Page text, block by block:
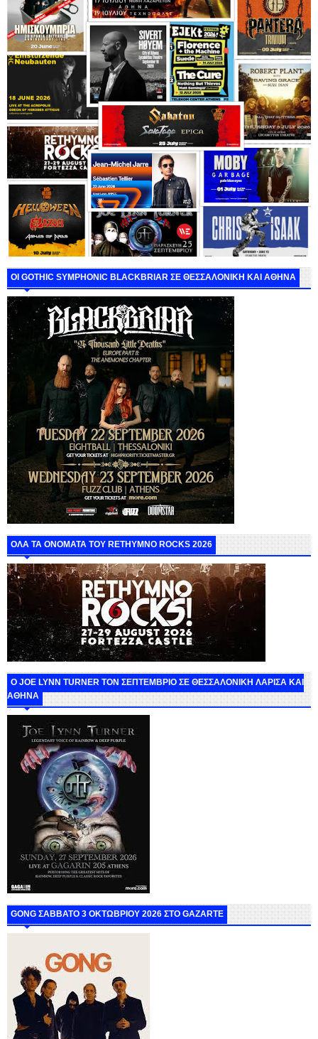
ΟΙ GOTHIC SYMPHONIC BLACKBRIAR ΣΕ ΘΕΣΣΑΛΟΝΙΚΗ ΚΑΙ ΑΘΗΝΑ
ΟΛΑ ΤΑ ΟΝΟΜΑΤΑ ΤΟΥ RETHYMNO ROCKS 2026
O JOE LYNN TURNER ΤΟΝ ΣΕΠΤΕΜΒΡΙΟ ΣΕ ΘΕΣΣΑΛΟΝΙΚΗ ΛΑΡΙΣΑ ΚΑΙ
ΑΘΗΝΑ
GONG ΣΑΒΒΑΤΟ 3 ΟΚΤΩΒΡΙΟΥ 2026 ΣΤΟ GAZARTE